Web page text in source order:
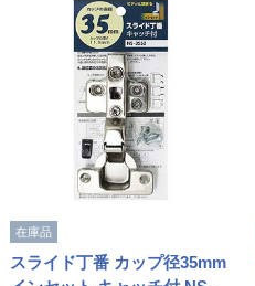
在庫品
スライド丁番 カップ径35mm